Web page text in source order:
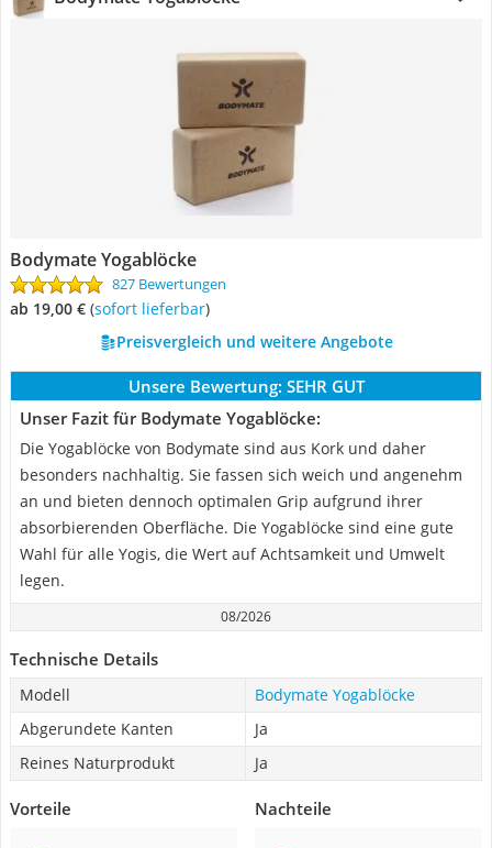
Bodymate Yogablöcke
827 Bewertungen
ab 19,00 € ( Sofort lieferbar)
Preisvergleich und weitere Angebote
Unsere Bewertung: SEHR GUT
Unser Fazit für Bodymate Yogablöcke:
Die Yogablöcke von Bodymate sind aus Kork und daher
besonders nachhaltig. Sie fassen sich weich und angenehm
an und bieten dennoch optimalen Grip aufgrund ihrer
absorbierenden Oberfläche. Die Yogablöcke sind eine gute
Wahl für alle Yogis, die Wert auf Achtsamkeit und Umwelt
legen.
08/2026
Technische Details
Modell
Bodymate Yogablöcke
Abgerundete Kanten
Ja
Reines Naturprodukt
Ja
Vorteile Nachteile